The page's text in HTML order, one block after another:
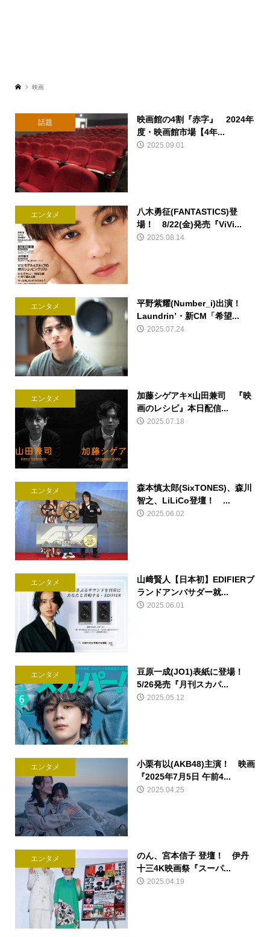
映画
話題
映画館の4割『赤字』 2024年
度・映画館市場【4年...
2025.09.01
エンタメ
八木勇征(FANTASTICS)登
場！ 8/22(金)発売『ViVi...
2025.08.14
エンタメ
平野紫耀(Number_i)出演！
Laundrin’・新CM「希望...
2025.07.24
エンタメ
加藤シゲアキ×山田兼司 『映
画のレシピ』本日配信...
2025.07.18
エンタメ
森本慎太郎(SixTONES)、森川
智之、LiLiCo登壇！ ...
2025.06.02
エンタメ
山﨑賢人【日本初】EDIFIERブ
ランドアンバサダー就...
2025.06.01
エンタメ
豆原一成(JO1)表紙に登場！
5/26発売『月刊スカパ...
2025.05.12
エンタメ
小栗有以(AKB48)主演！ 映画
『2025年7月5日 午前4...
2025.04.25
エンタメ
のん、宮本信子 登壇！ 伊丹
十三4K映画祭『スーパ...
2025.04.19